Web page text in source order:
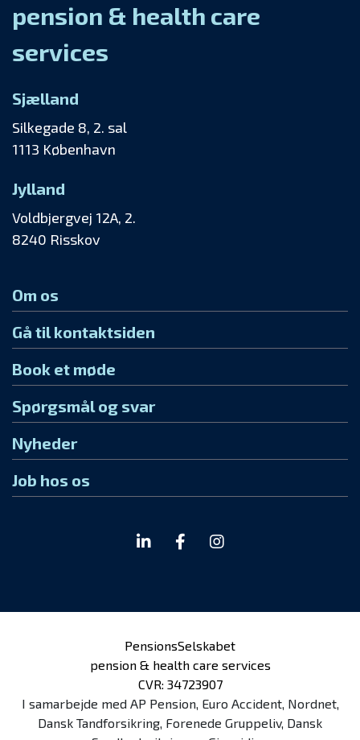
pension & health care
services
Sjælland
Silkegade 8, 2. sal
1113 København
Jylland
Voldbjergvej 12A, 2.
8240 Risskov
Om os
Gå til kontaktsiden
Book et møde
Spørgsmål og svar
Nyheder
Job hos os
PensionsSelskabet
pension & health care services
CVR: 34723907
I samarbejde med AP Pension, Euro Accident, Nordnet,
Dansk Tandforsikring, Forenede Gruppeliv, Dansk